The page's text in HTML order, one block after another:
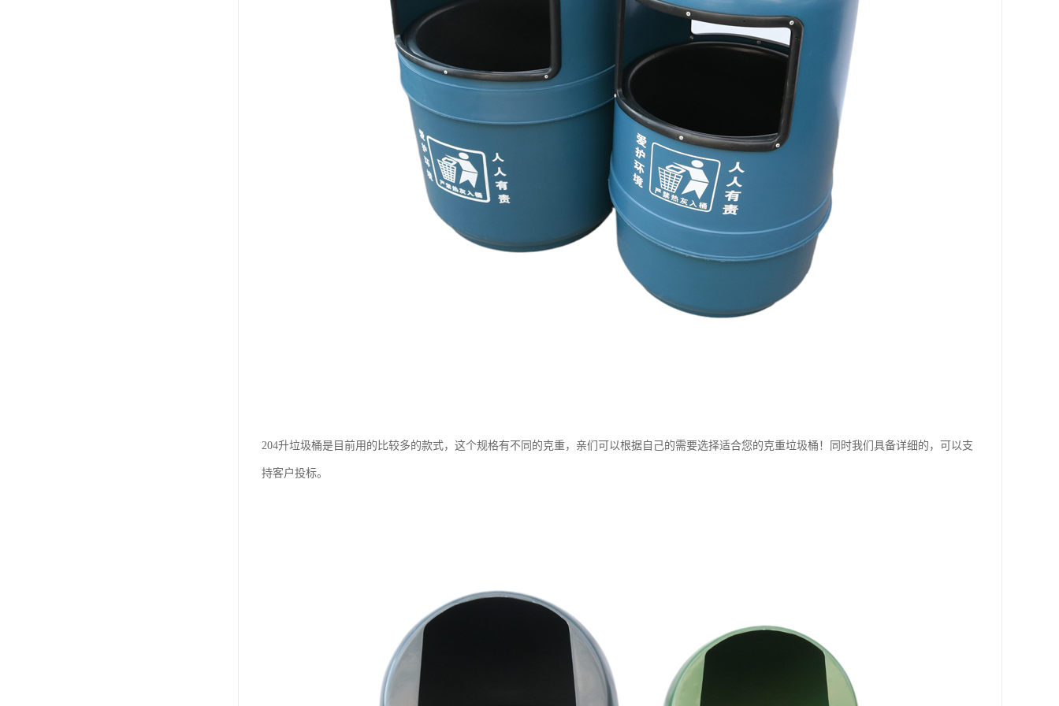
204升垃圾桶是目前用的比较多的款式，这个规格有不同的克重，亲们可以根据自己的需要选择适合您的克重垃圾桶！同时我们具备详细的，可以支
持客户投标。